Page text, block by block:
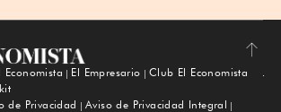
Subir
Economista El Empresario
Club El Economista
de Privacidad
Aviso de Privacidad Integral